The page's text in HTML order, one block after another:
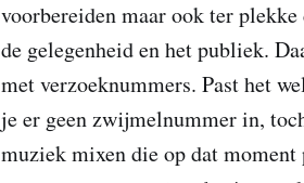
voorbereiden maar ook ter
de gelegenheid en het publiek.
met verzoeknummers. Past het
je er geen zwijmelnummer in,
muziek mixen die op dat